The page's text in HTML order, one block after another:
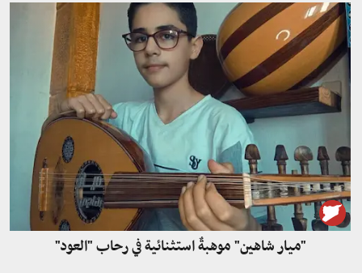
"ميار شاهين" موهبةٌ استثنائية في رحاب "العود"